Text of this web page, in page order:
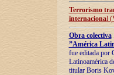
Terrorismo
internacional
Obra colectiva
”América
fue editada por
Latinoamérica
titular Boris